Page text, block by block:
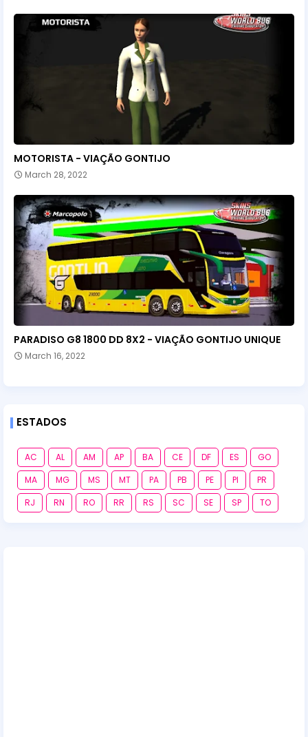
MOTORISTA - VIAÇÃO GONTIJO
March 28, 2022
PARADISO G8 1800 DD 8X2 - VIAÇÃO GONTIJO UNIQUE
March 16, 2022
ESTADOS
AC AL AM AP BA CE DF ES
GO
MA
MG MS MT PA PB PE PI
PR
RJ
RN RO RR RS SC SE SP TO